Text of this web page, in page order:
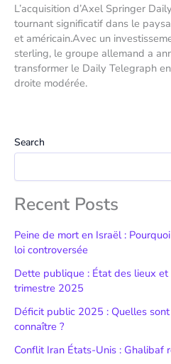
L’acquisition d’Axel Springer
tournant significatif dans le
et américain.Avec un
sterling, le groupe allemand a
transformer le Daily Telegraph
droite modérée.
Search
Recent Posts
Peine de mort en Israël :
loi controversée
Dette publique : État des lieux
trimestre 2025
Déficit public 2025 : Quelles
connaître ?
Conflit Iran États-Unis : Ghalibaf